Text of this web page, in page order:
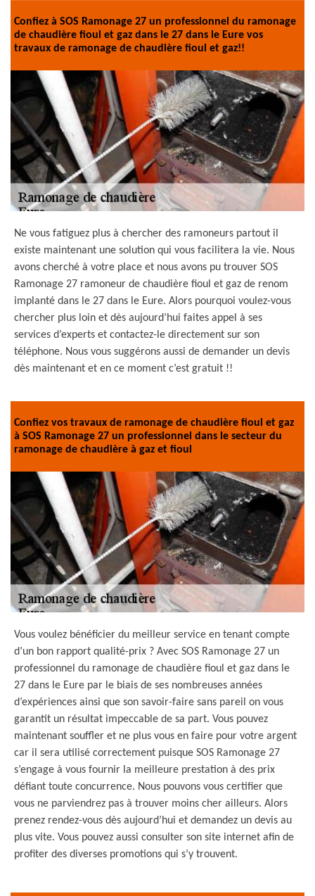
Confiez à SOS Ramonage 27 un professionnel du ramonage
de chaudière fioul et gaz dans le 27 dans le Eure vos
travaux de ramonage de chaudière fioul et gaz!!
Ne vous fatiguez plus à chercher des ramoneurs partout il
existe maintenant une solution qui vous facilitera la vie. Nous
avons cherché à votre place et nous avons pu trouver SOS
Ramonage 27 ramoneur de chaudière fioul et gaz de renom
implanté dans le 27 dans le Eure. Alors pourquoi voulez-vous
chercher plus loin et dès aujourd’hui faites appel à ses
services d’experts et contactez-le directement sur son
téléphone. Nous vous suggérons aussi de demander un devis
dès maintenant et en ce moment c’est gratuit !!
Confiez vos travaux de ramonage de chaudière fioul et gaz
à SOS Ramonage 27 un professionnel dans le secteur du
ramonage de chaudière à gaz et fioul
Vous voulez bénéficier du meilleur service en tenant compte
d’un bon rapport qualité-prix ? Avec SOS Ramonage 27 un
professionnel du ramonage de chaudière fioul et gaz dans le
27 dans le Eure par le biais de ses nombreuses années
d’expériences ainsi que son savoir-faire sans pareil on vous
garantit un résultat impeccable de sa part. Vous pouvez
maintenant souffler et ne plus vous en faire pour votre argent
car il sera utilisé correctement puisque SOS Ramonage 27
s’engage à vous fournir la meilleure prestation à des prix
défiant toute concurrence. Nous pouvons vous certifier que
vous ne parviendrez pas à trouver moins cher ailleurs. Alors
prenez rendez-vous dès aujourd’hui et demandez un devis au
plus vite. Vous pouvez aussi consulter son site internet afin de
profiter des diverses promotions qui s’y trouvent.